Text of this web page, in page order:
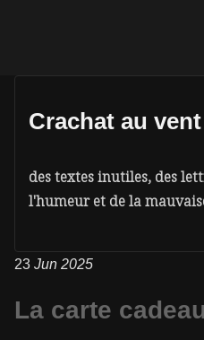
Crachat au vent
des textes inutiles, des
l'humeur et de la
23 Jun 2025
La carte